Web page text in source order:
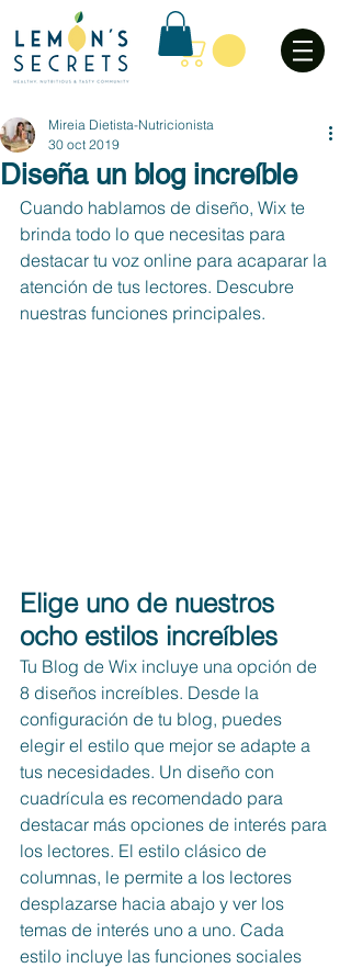
Diseña un blog increíble
Mireia Dietista-Nutricionista
30 oct 2019
Cuando hablamos de diseño, Wix te
brinda todo lo que necesitas para
destacar tu voz online para acaparar la
atención de tus lectores. Descubre
nuestras funciones principales.
Elige uno de nuestros
ocho estilos increíbles
Tu Blog de Wix incluye una opción de
8 diseños increíbles. Desde la
configuración de tu blog, puedes
elegir el estilo que mejor se adapte a
tus necesidades. Un diseño con
cuadrícula es recomendado para
destacar más opciones de interés para
los lectores. El estilo clásico de
columnas, le permite a los lectores
desplazarse hacia abajo y ver los
temas de interés uno a uno. Cada
estilo incluye las funciones sociales